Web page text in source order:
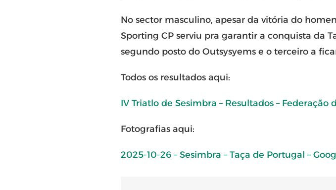
No sector masculino, apesar da vitória do
Sporting CP serviu pra garantir a conquista da
segundo posto do Outsysyems e o terceiro a
Todos os resultados aqui:
IV Triatlo de Sesimbra – Resultados – Federação
Fotografias aqui:
2025-10-26 – Sesimbra – Taça de Portugal –